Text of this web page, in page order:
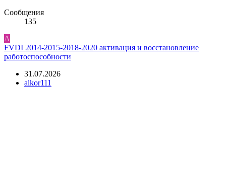
Сообщения
135
A
FVDI 2014-2015-2018-2020 активация и восстановление
работоспособности
31.07.2026
alkor111